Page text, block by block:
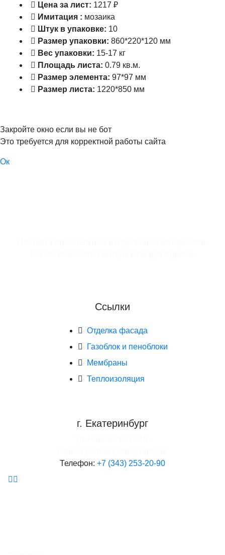
Цена за лист: 1217 ₽
Имитация : мозаика
Штук в упаковке: 10
Размер упаковки: 860*220*120 мм
Вес упаковки: 15-17 кг
Площадь листа: 0.79 кв.м.
Размер элемента: 97*97 мм
Размер листа: 1220*850 мм
Закройте окно если вы не бот
Это требуется для корректной работы сайта
Ок
Ссылки
Отделка фасада
Газоблок и пеноблоки
Мембраны
Теплоизоляция
г. Екатеринбург
Телефон: +7 (343) 253-20-90